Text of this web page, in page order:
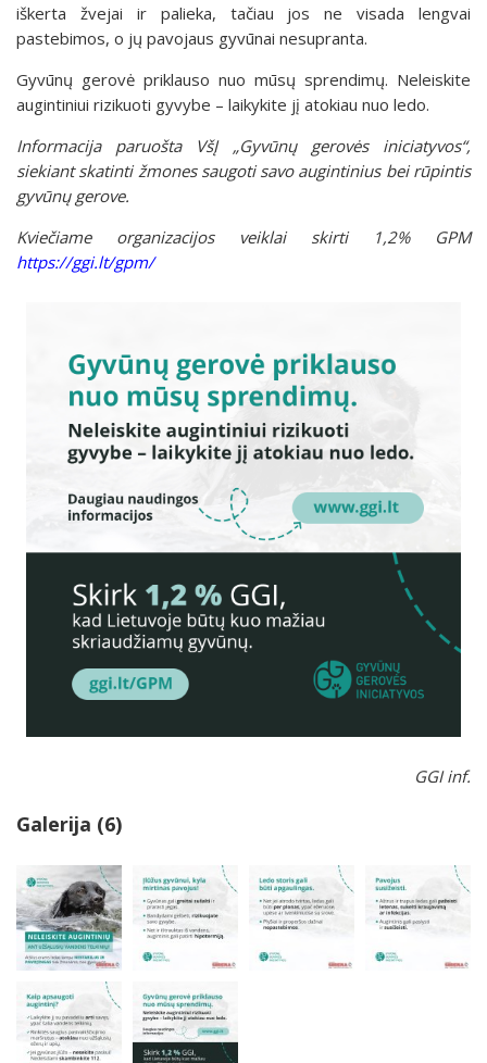
iškerta žvejai ir palieka, tačiau jos ne visada lengvai
pastebimos, o jų pavojaus gyvūnai nesupranta.
Gyvūnų gerovė priklauso nuo mūsų sprendimų. Neleiskite
augintiniui rizikuoti gyvybe – laikykite jį atokiau nuo ledo.
Informacija paruošta VšĮ „Gyvūnų gerovės iniciatyvos“,
siekiant skatintižmones saugoti savo augintinius bei rūpintis
gyvūnų gerove.
Kviečiame organizacijos veiklai skirti 1,2% GPM
https://ggi.lt/gpm/
GGI inf.
Galerija (6)